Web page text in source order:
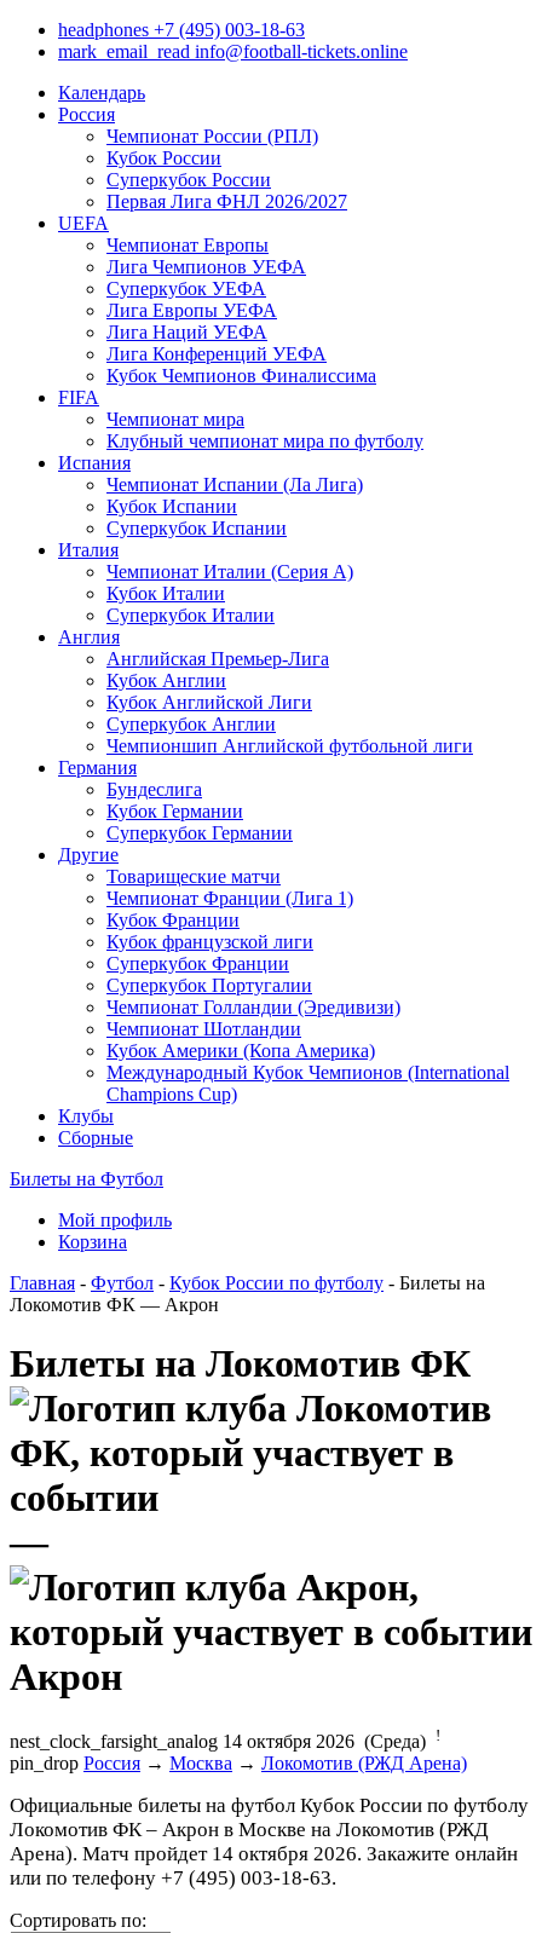
headphones +7 (495) 003-18-63
mark_email_read info@football-tickets.online
Календарь
Россия
Чемпионат России (РПЛ)
Кубок России
Суперкубок России
Первая Лига ФНЛ 2026/2027
UEFA
Чемпионат Европы
Лига Чемпионов УЕФА
Суперкубок УЕФА
Лига Европы УЕФА
Лига Наций УЕФА
Лига Конференций УЕФА
Кубок Чемпионов Финалиссима
FIFA
Чемпионат мира
Клубный чемпионат мира по футболу
Испания
Чемпионат Испании (Ла Лига)
Кубок Испании
Суперкубок Испании
Италия
Чемпионат Италии (Серия А)
Кубок Италии
Суперкубок Италии
Англия
Английская Премьер-Лига
Кубок Англии
Кубок Английской Лиги
Суперкубок Англии
Чемпионшип Английской футбольной лиги
Германия
Бундеслига
Кубок Германии
Суперкубок Германии
Другие
Товарищеские матчи
Чемпионат Франции (Лига 1)
Кубок Франции
Кубок французской лиги
Суперкубок Франции
Суперкубок Португалии
Чемпионат Голландии (Эредивизи)
Чемпионат Шотландии
Кубок Америки (Копа Америка)
Международный Кубок Чемпионов (International
Champions Cup)
Клубы
Сборные
Билеты на Футбол
Мой профиль
Корзина
Главная - Футбол - Кубок России по футболу - Билеты на
Локомотив ФК — Акрон
Билеты на Локомотив ФК
—
Акрон
nest_clock_farsight_analog 14 октября 2026 (Среда) !
pin_drop Россия → Москва → Локомотив (РЖД Арена)
Официальные билеты на футбол Кубок России по футболу
Локомотив ФК – Акрон в Москве на Локомотив (РЖД
Арена). Матч пройдет 14 октября 2026. Закажите онлайн
или по телефону +7 (495) 003-18-63.
Сортировать по: